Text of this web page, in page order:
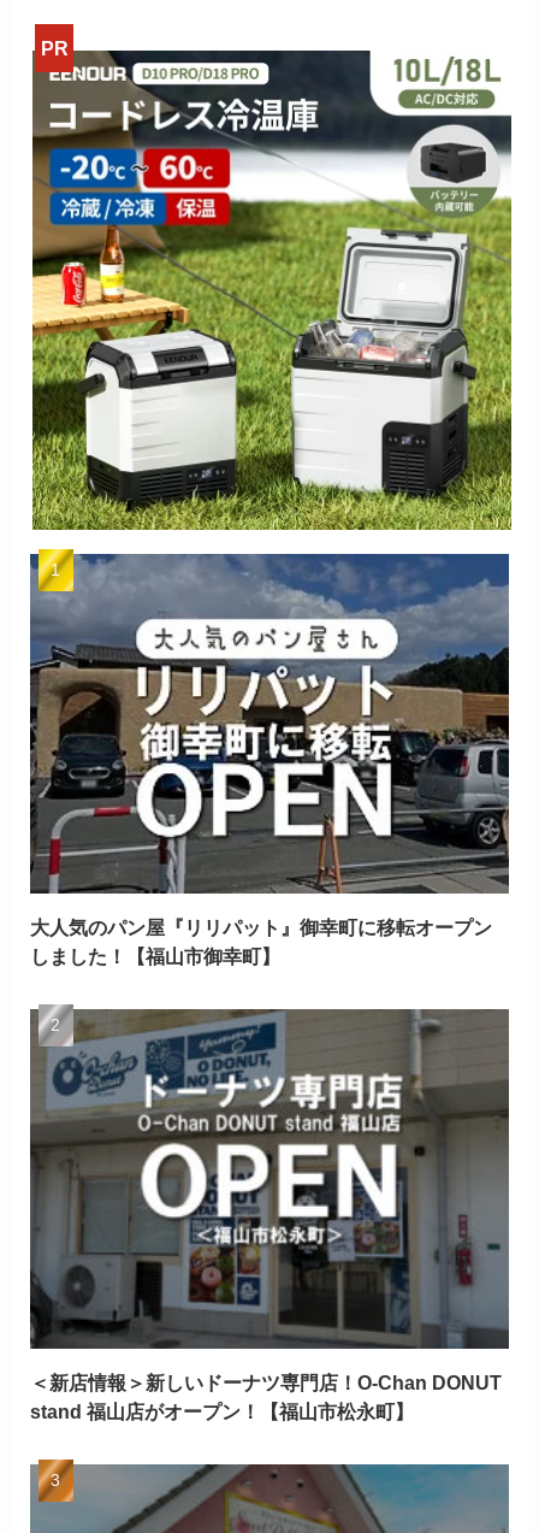
大人気のパン屋『リリパット』御幸町に移転オープン
しました！【福山市御幸町】
＜新店情報＞新しいドーナツ専門店！O-Chan DONUT
stand 福山店がオープン！【福山市松永町】